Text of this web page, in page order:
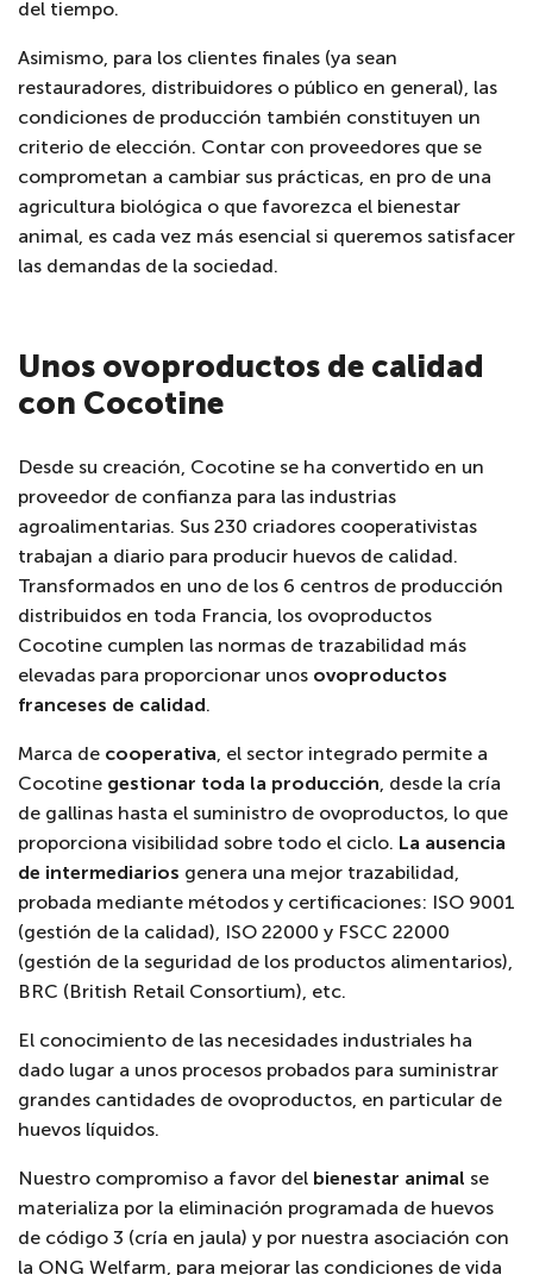
del tiempo.
Asimismo, para los clientes finales (ya sean
restauradores, distribuidores o público en general), las
condiciones de producción también constituyen un
criterio de elección. Contar con proveedores que se
comprometan a cambiar sus prácticas, en pro de una
agricultura biológica o que favorezca el bienestar
animal, es cada vez más esencial si queremos satisfacer
las demandas de la sociedad.
Unos ovoproductos de calidad
con Cocotine
Desde su creación, Cocotine se ha convertido en un
proveedor de confianza para las industrias
agroalimentarias. Sus 230 criadores cooperativistas
trabajan a diario para producir huevos de calidad.
Transformados en uno de los 6 centros de producción
distribuidos en toda Francia, los ovoproductos
Cocotine cumplen las normas de trazabilidad más
elevadas para proporcionar unos ovoproductos
franceses de calidad.
Marca de cooperativa, el sector integrado permite a
Cocotine gestionar toda la producción, desde la cría
de gallinas hasta el suministro de ovoproductos, lo que
proporciona visibilidad sobre todo el ciclo. La ausencia
de intermediarios genera una mejor trazabilidad,
probada mediante métodos y certificaciones: ISO 9001
(gestión de la calidad), ISO 22000 y FSCC 22000
(gestión de la seguridad de los productos alimentarios),
BRC (British Retail Consortium), etc.
El conocimiento de las necesidades industriales ha
dado lugar a unos procesos probados para suministrar
grandes cantidades de ovoproductos, en particular de
huevos líquidos.
Nuestro compromiso a favor del bienestar animal se
materializa por la eliminación programada de huevos
de código 3 (cría en jaula) y por nuestra asociación con
la ONG Welfarm, para mejorar las condiciones de vida